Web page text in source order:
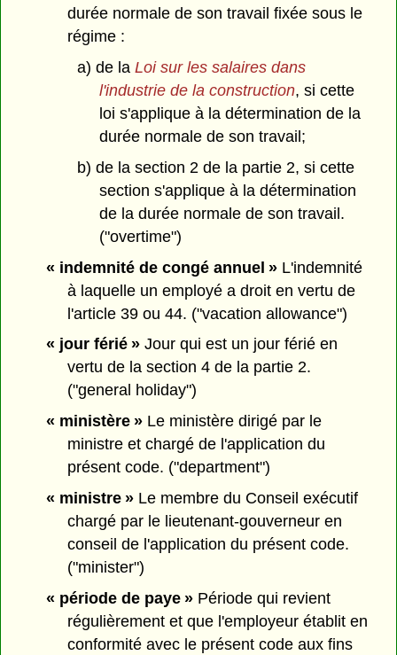
durée normale de son travail fixée sous le
régime :
a) de la Loi sur les salaires dans
l'industrie de la construction, si cette
loi s'applique à la détermination de la
durée normale de son travail;
b) de la section 2 de la partie 2, si cette
section s'applique à la détermination
de la durée normale de son travail.
("overtime")
« indemnité de congé annuel »L'indemnité
à laquelle un employé a droit en vertu de
l'article 39 ou 44. ("vacation allowance")
« jour férié »Jour qui est un jour férié en
vertu de la section 4 de la partie 2.
("general holiday")
« ministère » Le ministère dirigé par le
ministre et chargé de l'application du
présent code. ("department")
« ministre »Le membre du Conseil exécutif
chargé par le lieutenant-gouverneur en
conseil de l'application du présent code.
("minister")
« période de paye »Période qui revient
régulièrement et que l'employeur établit en
conformité avec le présent code aux fins